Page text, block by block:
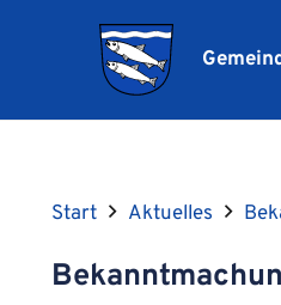
Start Aktuelles